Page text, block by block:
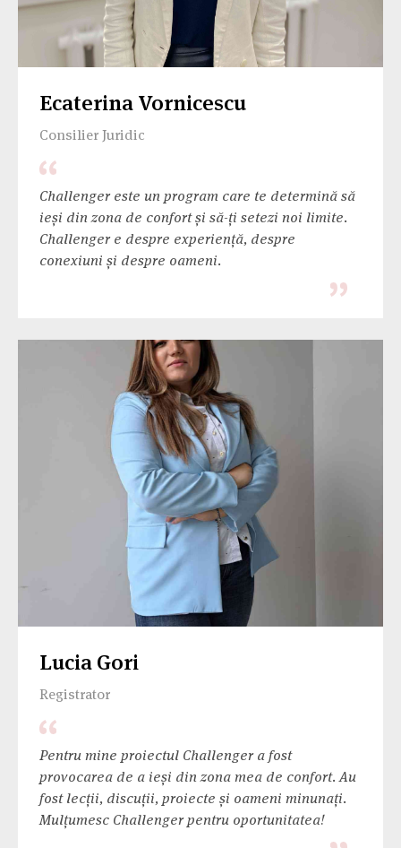
Ecaterina Vornicescu
Consilier Juridic
Challenger este un program care te determină să
ieși din zona de confort și să-ți setezi noi limite.
Challenger e despre experiență, despre
conexiuni și despre oameni.
Lucia Gori
Registrator
Pentru mine proiectul Challenger a fost
provocarea de a ieși din zona mea de confort. Au
fost lecții, discuții, proiecte și oameni minunați.
Mulțumesc Challenger pentru oportunitatea!